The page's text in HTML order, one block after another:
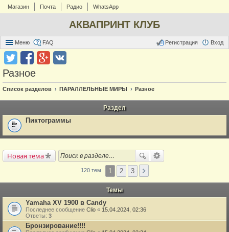
Магазин Почта Радио WhatsApp
АКВАПРИНТ КЛУБ
Меню FAQ Вход
Регистрация
Разное
Список разделов ПАРАЛЛЕЛЬНЫЕ МИРЫ Разное
Раздел
Пиктограммы
Новая тема
120 тем 1 2 3
Темы
Yamaha XV 1900 в Candy
Последнее сообщение Clio « 15.04.2024, 02:36
Ответы: 3
Бронзирование!!!!